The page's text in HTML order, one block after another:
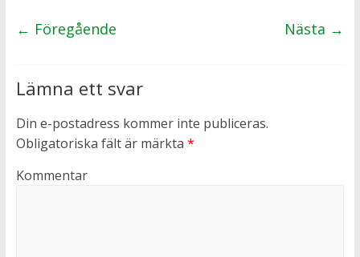
← Föregående Nästa →
Lämna ett svar
Din e-postadress kommer inte publiceras.
Obligatoriska fält är märkta *
Kommentar